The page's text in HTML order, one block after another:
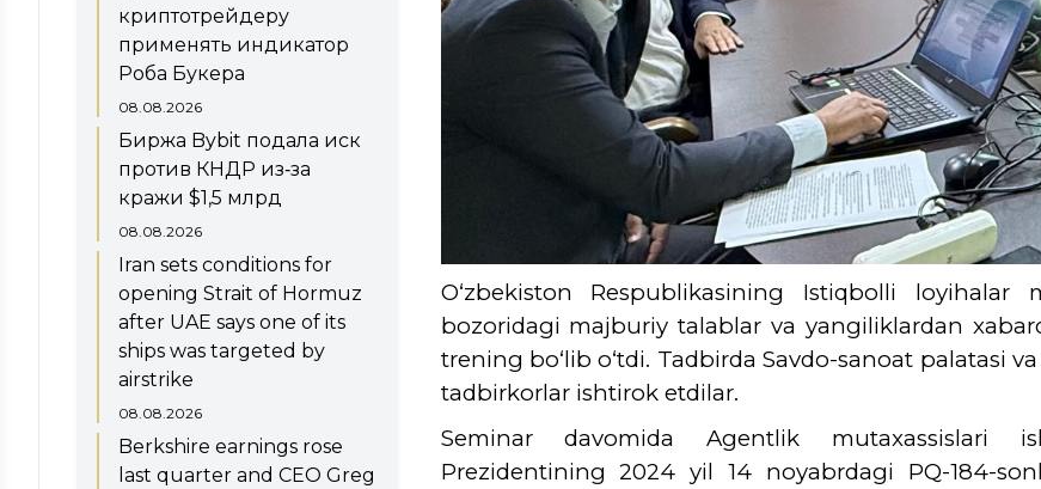
криптотрейдеру
применять индикатор
Роба Букера
08.08.2026
Биржа Bybit подала иск
против КНДР из‑за
кражи $1,5 млрд
08.08.2026
Iran sets conditions for
opening Strait of Hormuz
after UAE says one of its
ships was targeted by
airstrike
08.08.2026
Berkshire earnings rose
last quarter and CEO Greg
O‘zbekiston Respublikasining Istiqbolli
bozoridagi majburiy talablar va yangiliklardan
trening bo‘lib o‘tdi. Tadbirda Savdo-sanoat palatasi
tadbirkorlar ishtirok etdilar.
Seminar davomida Agentlik mutaxassislari
Prezidentining 2024 yil 14 noyabrdagi PQ-184-